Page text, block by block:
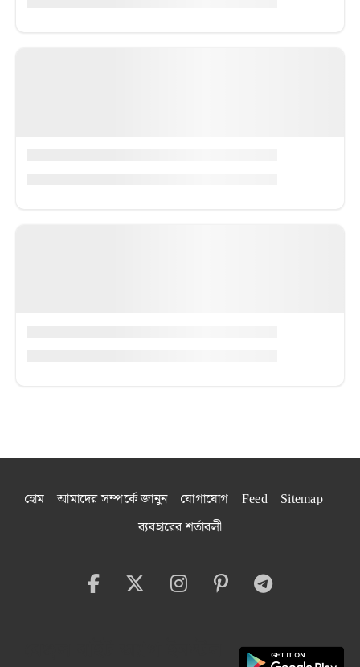
হোম আমাদের সম্পর্কে জানুন যোগাযোগ Feed
Sitemap
ব্যবহারের শর্তাবলী